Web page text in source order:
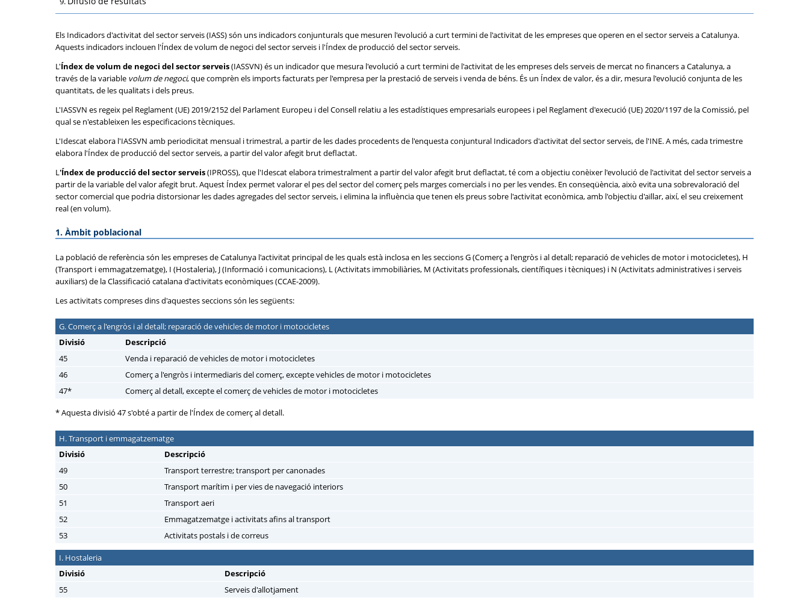
Els Indicadors d'activitat del sector serveis (IASS) són uns indicadors conjunturals que mesuren l'evolució a curt termini de l'activitat de les empreses que operen en el sector serveis a Catalunya.
Aquests indicadors inclouen l'Índex de volum de negoci del sector serveis i l'Índex de producció del sector serveis.
L'Índex de volum de negoci del sector serveis(IASSVN) és un indicador que mesura l'evolució a curt termini de l'activitat de les empreses dels serveis de mercat no financers a Catalunya, a
través de la variable volum de negoci, que comprèn els imports facturats per l'empresa per la prestació de serveis i venda de béns. És un Índex de valor, és a dir, mesura l'evolució conjunta de les
quantitats, de les qualitats i dels preus.
L'IASSVN es regeix pel Reglament (UE) 2019/2152 del Parlament Europeu i del Consell relatiu a les estadístiques empresarials europees i pel Reglament d'execució (UE) 2020/1197 de la Comissió, pel
qual se n'estableixen les especificacions tècniques.
L'Idescat elabora l'IASSVN amb periodicitat mensual i trimestral, a partir de les dades procedents de l'enquesta conjuntural Indicadors d'activitat del sector serveis, de l'INE. A més, cada trimestre
elabora l'Índex de producció del sector serveis, a partir del valor afegit brut deflactat.
L'Índex de producció del sector serveis(IPROSS), que l'Idescat elabora trimestralment a partir del valor afegit brut deflactat, té com a objectiu conèixer l'evolució de l'activitat del sector serveis a
partir de la variable del valor afegit brut. Aquest Índex permet valorar el pes del sector del comerç pels marges comercials i no per les vendes. En conseqüència, això evita una sobrevaloració del
sector comercial que podria distorsionar les dades agregades del sector serveis, i elimina la influència que tenen els preus sobre l'activitat econòmica, amb l'objectiu d'aïllar, així, el seu creixement
real (en volum).
1. Àmbit poblacional
La població de referència són les empreses de Catalunya l'activitat principal de les quals està inclosa en les seccions G (Comerç a l'engròs i al detall; reparació de vehicles de motor i motocicletes), H
(Transport i emmagatzematge), I (Hostaleria), J (Informació i comunicacions), L (Activitats immobiliàries, M (Activitats professionals, científiques i tècniques) i N (Activitats administratives i serveis
auxiliars) de la Classificació catalana d'activitats econòmiques (CCAE-2009).
Les activitats compreses dins d'aquestes seccions són les següents:
G. Comerç a l'engròs i al detall; reparació de vehicles de motor i motocicletes
Divisió
Descripció
45
Venda i reparació de vehicles de motor i motocicletes
46
Comerç a l'engròs i intermediaris del comerç, excepte vehicles de motor i motocicletes
47*
Comerç al detall, excepte el comerç de vehicles de motor i motocicletes
* Aquesta divisió 47 s'obté a partir de l'Índex de comerç al detall.
H. Transport i emmagatzematge
Divisió
Descripció
49
Transport terrestre; transport per canonades
50
Transport marítim i per vies de navegació interiors
51
Transport aeri
52
Emmagatzematge i activitats afins al transport
53
Activitats postals i de correus
I. Hostaleria
Divisió
Descripció
55
Serveis d'allotjament